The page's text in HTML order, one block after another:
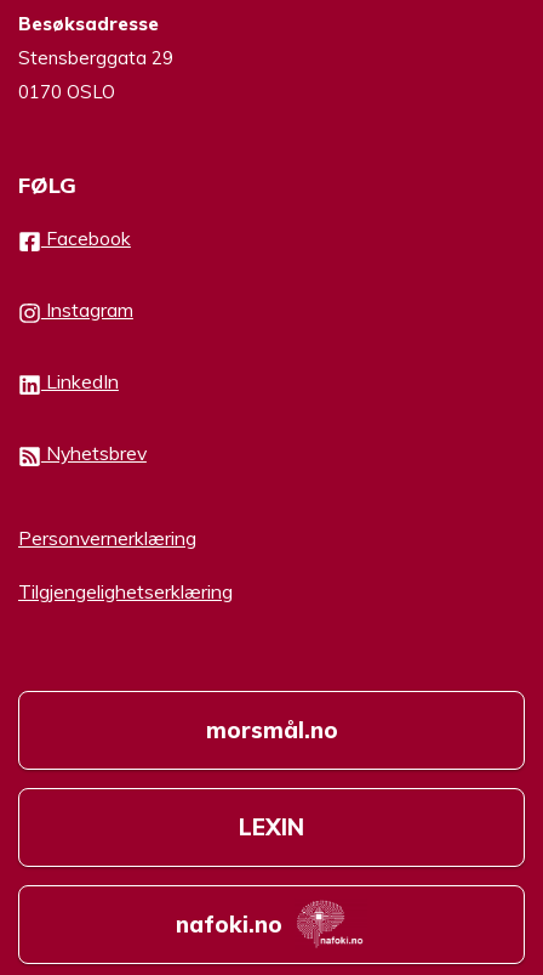
Besøksadresse
Stensberggata 29
0170 OSLO
FØLG
Facebook
Instagram
LinkedIn
Nyhetsbrev
Personvernerklæring
Tilgjengelighetserklæring
morsmål.no
LEXIN
nafoki.no